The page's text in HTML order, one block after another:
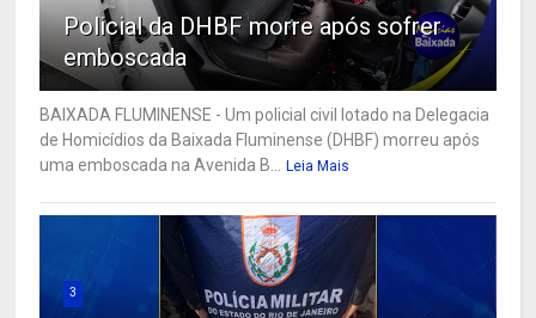
Policial da DHBF morre após sofrer
emboscada
BAIXADA FLUMINENSE - Um policial civil lotado na Delegacia
de Homicídios da Baixada Fluminense (DHBF) morreu após
uma emboscada na Avenida B...
Leia Mais
3